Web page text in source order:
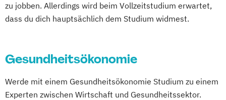
zu jobben. Allerdings wird beim Vollzeitstudium erwartet,
dass du dich hauptsächlich dem Studium widmest.
Gesundheitsökonomie
Werde mit einem Gesundheitsökonomie Studium zu einem
Experten zwischen Wirtschaft und Gesundheitssektor.